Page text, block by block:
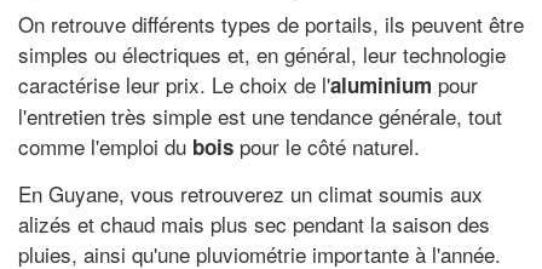
On retrouve différents types de portails, ils peuvent être
simples ou électriques et, en général, leur technologie
caractérise leur prix. Le choix de l'aluminium pour
l'entretien très simple est une tendance générale, tout
comme l'emploi du bois pour le côté naturel.
En Guyane, vous retrouverez un climat soumis aux
alizés et chaud mais plus sec pendant la saison des
pluies, ainsi qu'une pluviométrie importante à l'année.